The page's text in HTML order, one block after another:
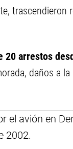
trascendieron
20 arrestos
daños a